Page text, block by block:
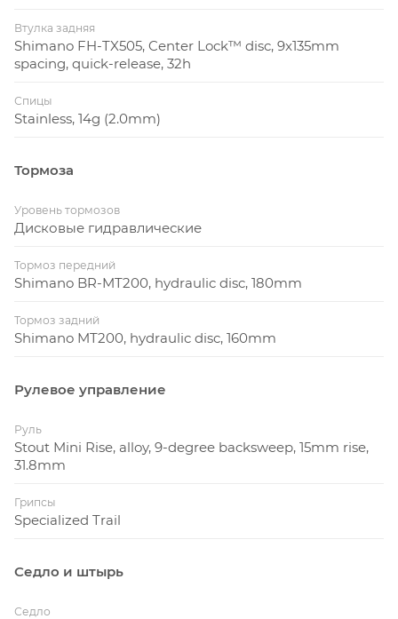
Втулка задняя
Shimano FH-TX505, Center Lock™ disc, 9x135mm
spacing, quick-release, 32h
Спицы
Stainless, 14g (2.0mm)
Тормоза
Уровень тормозов
Дисковые гидравлические
Тормоз передний
Shimano BR-MT200, hydraulic disc, 180mm
Тормоз задний
Shimano MT200, hydraulic disc, 160mm
Рулевое управление
Руль
Stout Mini Rise, alloy, 9-degree backsweep, 15mm rise,
31.8mm
Грипсы
Specialized Trail
Седло и штырь
Седло